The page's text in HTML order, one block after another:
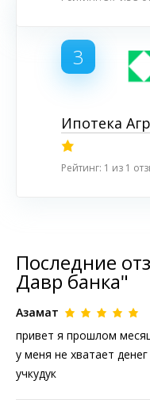
3
Ипотека
Рейтинг: 1 из 1
Последние
Давр банка"
Азамат
привет я прошлом
у меня не хватает
учкудук